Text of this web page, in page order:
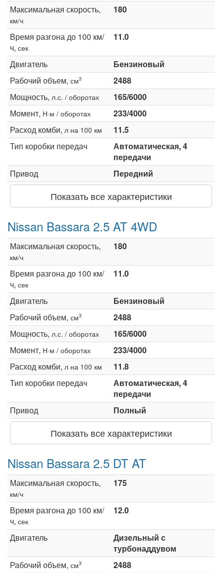
Максимальная скорость,
км/ч
180
Время разгона до 100 км/
ч, сек
11.0
Двигатель
Бензиновый
Рабочий объем, см3
2488
Мощность, л.с. / оборотах
165/6000
Момент, Н·м / оборотах
233/4000
Расход комби, л на 100 км
11.5
Тип коробки передач
Автоматическая, 4
передачи
Привод
Передний
Показать все характеристики
Nissan Bassara 2.5 AT 4WD
Максимальная скорость,
км/ч
180
Время разгона до 100 км/
ч, сек
11.0
Двигатель
Бензиновый
Рабочий объем, см3
2488
Мощность, л.с. / оборотах
165/6000
Момент, Н·м / оборотах
233/4000
Расход комби, л на 100 км
11.8
Тип коробки передач
Автоматическая, 4
передачи
Привод
Полный
Показать все характеристики
Nissan Bassara 2.5 DT AT
Максимальная скорость,
км/ч
175
Время разгона до 100 км/
ч, сек
12.0
Двигатель
Дизельный с
турбонаддувом
Рабочий объем, см3
2488